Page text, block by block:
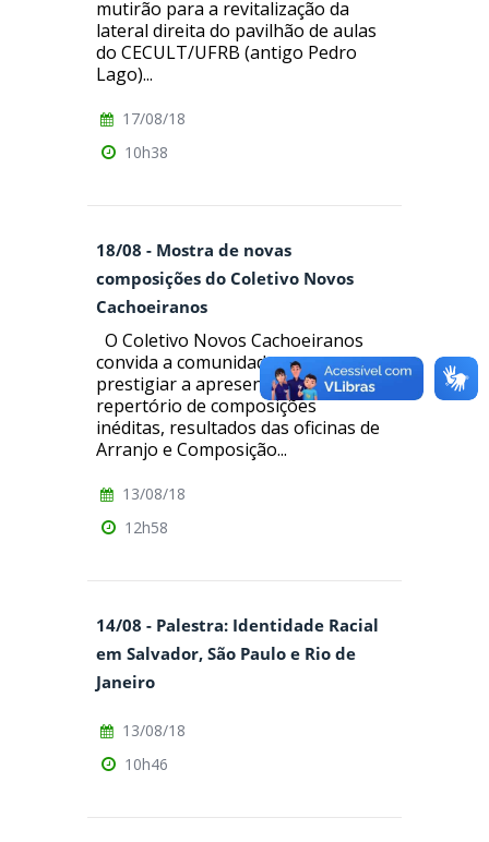
mutirão para a revitalização da
lateral direita do pavilhão de aulas
do CECULT/UFRB (antigo Pedro
Lago)...
17/08/18
10h38
18/08 - Mostra de novas
composições do Coletivo Novos
Cachoeiranos
O Coletivo Novos Cachoeiranos
convida a comunidade para
prestigiar a apresentação com
repertório de composições
inéditas, resultados das oficinas de
Arranjo e Composição...
13/08/18
12h58
14/08 - Palestra: Identidade Racial
em Salvador, São Paulo e Rio de
Janeiro
13/08/18
10h46